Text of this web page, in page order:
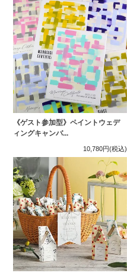
《ゲスト参加型》ペイントウェデ
ィングキャンバ...
10,780円(税込)